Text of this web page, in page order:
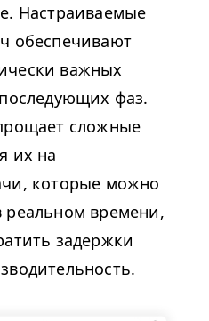
Настраиваемые
обеспечивают
важных
фаз.
сложные
их на
которые можно
реальном времени,
задержки